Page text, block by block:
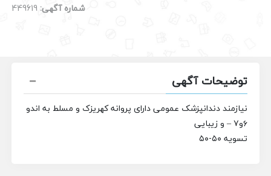
شماره آگهی: 449619
توضیحات آگهی
نیازمند دندانپزشک عمومی دارای پروانه کهریزک و مسلط به اندو
۶و۷ – و زیبایی
تسویه ۵۰-۵۰